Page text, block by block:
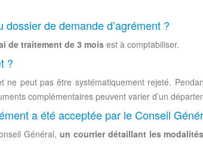
de demande d’agrément ?
de traitement de 3 mois est à comptabiliser.
?
ne peut pas être systématiquement rejeté.
complémentaires peuvent varier d’un
a été acceptée par le Conseil
Général, un courrier détaillant les